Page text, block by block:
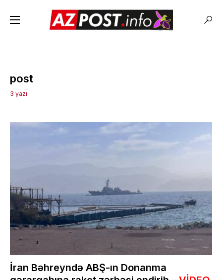
post
3 yazı
İran Bəhreyndə ABŞ-ın Donanma